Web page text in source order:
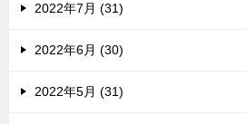
2022年7月 (31)
2022年6月 (30)
2022年5月 (31)